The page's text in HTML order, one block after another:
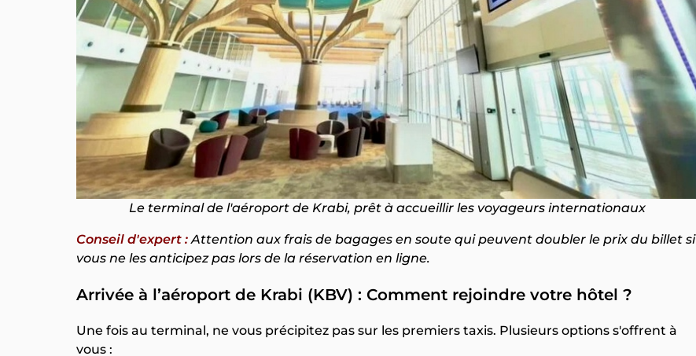
Le terminal de l'aéroport de Krabi, prêt à accueillir les voyageurs internationaux
Conseil d'expert :Attention aux frais de bagages en soute qui peuvent doubler le prix du billet si
vous ne les anticipez pas lors de la réservation en ligne.
Arrivée à l’aéroport de Krabi (KBV) : Comment rejoindre votre hôtel ?
Une fois au terminal, ne vous précipitez pas sur les premiers taxis. Plusieurs options s'offrent à
vous :